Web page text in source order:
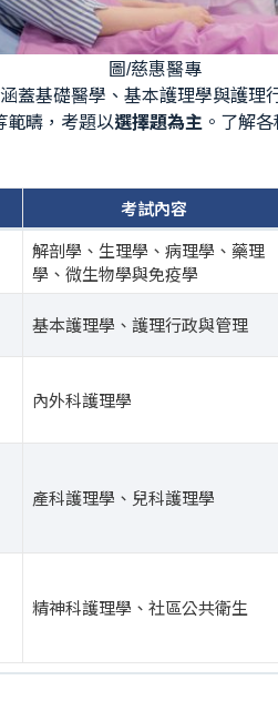
圖/慈惠醫專
涵蓋基礎醫學、基本護理學與護理
範疇，考題以選擇題為主 。了解
考試內容
解剖學、生理學、病理學、藥理
學、微生物學與免疫學
基本護理學、護理行政與管理
內外科護理學
產科護理學、兒科護理學
精神科護理學、社區公共衛生